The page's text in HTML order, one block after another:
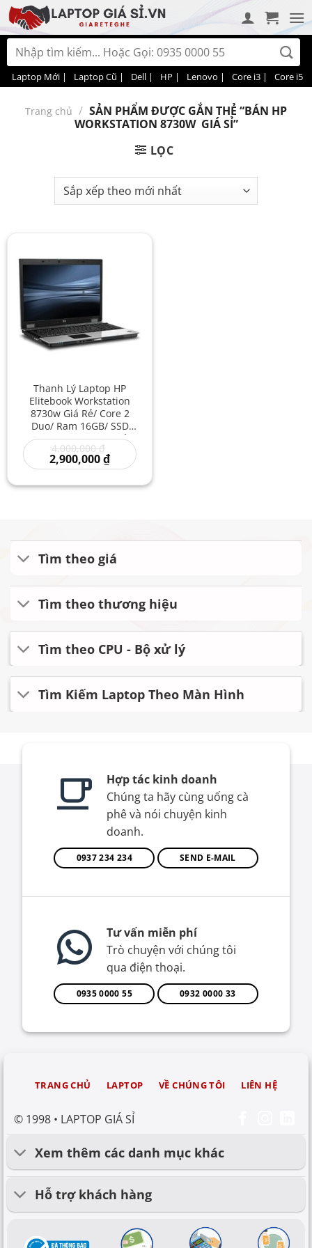
Bỏ
qua
nội
dung
Tìm
kiếm:
Laptop Mới | Laptop Cũ | Dell | HP | Lenovo | Core i3 | Core i5 |
Trang chủ / SẢN PHẨM ĐƯỢC GẮN THẺ “BÁN HP
WORKSTATION 8730W GIÁ SỈ”
LỌC
Thanh Lý Laptop HP
Elitebook Workstation
8730w Giá Rẻ/ Core 2
Duo/ Ram 16GB/ SSD
512GB/ Laptop Giá Sỉ/
Laptop Game Đồ Họa/
Máy Trạm Cũ Giá Rẻ
4,000,000₫
gốc
là:
2,900,000₫Giá
hiện
là:
Tìm theo giá
Tìm theo thương hiệu
Tìm theo CPU - Bộ xử lý
Tìm Kiếm Laptop Theo Màn Hình
Hợp tác kinh doanh
Chúng ta hãy cùng uống cà
phê và nói chuyện kinh
doanh.
0937 234 234 SEND E-MAIL
Tư vấn miễn phí
Trò chuyện với chúng tôi
qua điện thoại.
0935 0000 55 0932 0000 33
© 1998 • LAPTOP GIÁ SỈ
TRANG CHỦ LAPTOP VỀ CHÚNG TÔI LIÊN HỆ
Xem thêm các danh mục khác
Hỗ trợ khách hàng